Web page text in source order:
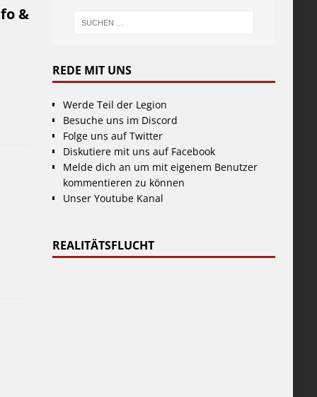
&
REDE MIT UNS
Werde Teil der Legion
Besuche uns im Discord
Folge uns auf Twitter
Diskutiere mit uns auf Facebook
Melde dich an um mit eigenem Benutzer
kommentieren zu können
Unser Youtube Kanal
REALITÄTSFLUCHT